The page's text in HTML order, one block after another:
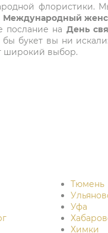
флористики.
Международный
послание на День
букет вы ни
широкий выбор.
Тюмень
Уфа
Химки